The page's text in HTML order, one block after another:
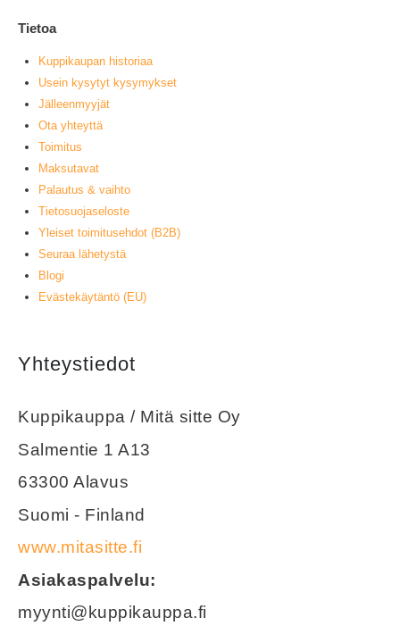
Tietoa
Kuppikaupan historiaa
Usein kysytyt kysymykset
Jälleenmyyjät
Ota yhteyttä
Toimitus
Maksutavat
Palautus & vaihto
Tietosuojaseloste
Yleiset toimitusehdot (B2B)
Seuraa lähetystä
Blogi
Evästekäytäntö (EU)
Yhteystiedot
Kuppikauppa / Mitä sitte Oy
Salmentie 1 A13
63300 Alavus
Suomi - Finland
www.mitasitte.fi
Asiakaspalvelu:
myynti@kuppikauppa.fi